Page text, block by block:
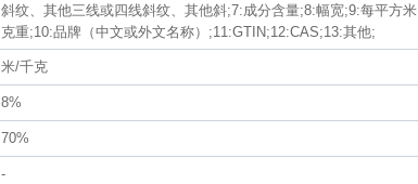
斜纹、其他三线或四线斜纹、其他斜;7:成分含量;8:幅宽;9:每平方米
克重;10:品牌（中文或外文名称）;11:GTIN;12:CAS;13:其他;
米/千克
8%
70%
-